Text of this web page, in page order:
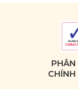
CHÍNH